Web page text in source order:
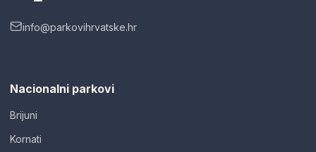
info@parkovihrvatske.hr
Nacionalni parkovi
Brijuni
Kornati